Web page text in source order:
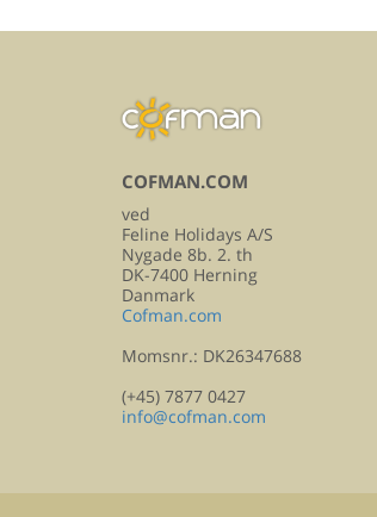
COFMAN.COM
ved
Feline Holidays A/S
Nygade 8b. 2. th
DK-7400 Herning
Danmark
Cofman.com
Momsnr.: DK26347688
(+45) 7877 0427
info@cofman.com